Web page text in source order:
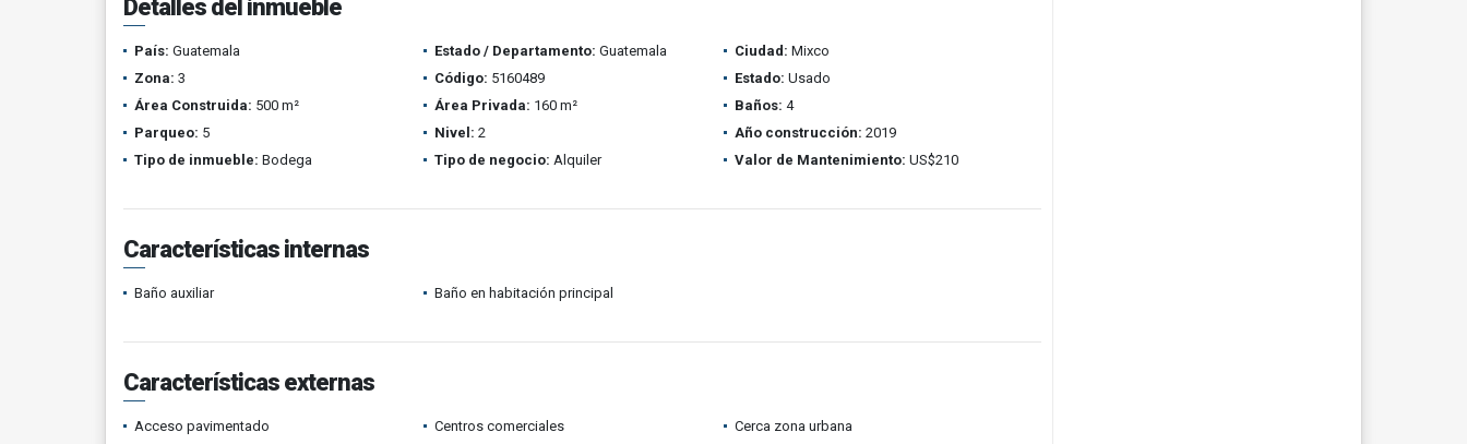
Detalles del inmueble
País: Guatemala Estado / Departamento: Guatemala Ciudad: Mixco
Zona: 3 Código: 5160489 Estado: Usado
Área Construida: 500 m² Área Privada: 160 m² Baños: 4
Parqueo: 5 Nivel: 2 Año construcción: 2019
Tipo de inmueble: Bodega Tipo de negocio: Alquiler Valor de Mantenimiento: US$210
Características internas
Baño auxiliar Baño en habitación principal
Características externas
Acceso pavimentado Centros comerciales
Cerca zona urbana